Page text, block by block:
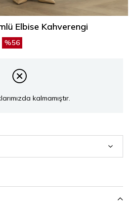
Elbise Kahverengi
56
kalmamıştır.